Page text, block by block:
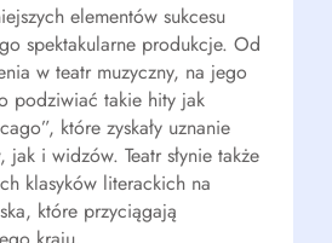
elementów sukcesu
spektakularne produkcje. Od
w teatr muzyczny, na jego
podziwiać takie hity jak
które zyskały uznanie
jak i widzów. Teatr słynie także
klasyków literackich na
które przyciągają